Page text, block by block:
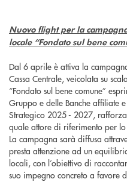
Nuovo flight per la
locale “Fondato sul bene
Dal 6 aprile è attiva la
Cassa Centrale, veicolata su
“Fondato sul bene comune”
Gruppo e delle Banche affiliate
Strategico 2025 - 2027,
quale attore di riferimento per
La campagna sarà diffusa
presta attenzione ad un
locali, con l’obiettivo di
suo impegno concreto a favore